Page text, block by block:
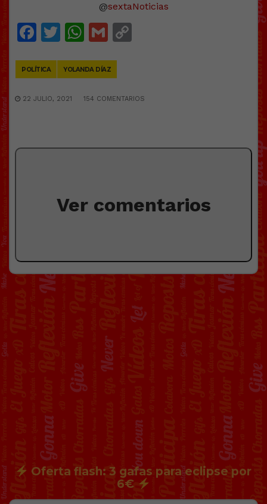
@sextaNoticias
Facebook
Twitter
WhatsApp
Gmail
POLÍTICA YOLANDA DÍAZ
22 JULIO, 2021 154 COMENTARIOS
Ver comentarios
Oferta flash: 3 gafas para eclipse por
6€